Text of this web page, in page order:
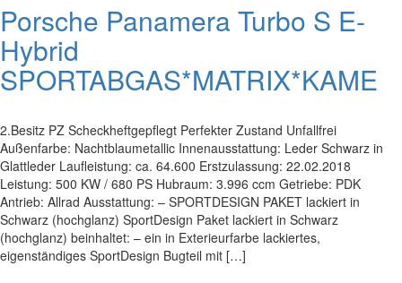
Porsche Panamera Turbo S E-
Hybrid
SPORTABGAS*MATRIX*KAME
2.Besitz PZ Scheckheftgepflegt Perfekter Zustand Unfallfrei
Außenfarbe: Nachtblaumetallic Innenausstattung: Leder Schwarz in
Glattleder Laufleistung: ca. 64.600 Erstzulassung: 22.02.2018
Leistung: 500 KW / 680 PS Hubraum: 3.996 ccm Getriebe: PDK
Antrieb: Allrad Ausstattung: – SPORTDESIGN PAKET lackiert in
Schwarz (hochglanz) SportDesign Paket lackiert in Schwarz
(hochglanz) beinhaltet: – ein in Exterieurfarbe lackiertes,
eigenständiges SportDesign Bugteil mit […]